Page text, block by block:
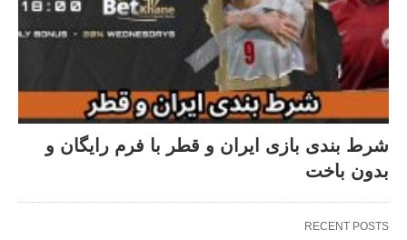
شرط بندی بازی ایران و قطر با فرم رایگان و
بدون باخت
RECENT POSTS